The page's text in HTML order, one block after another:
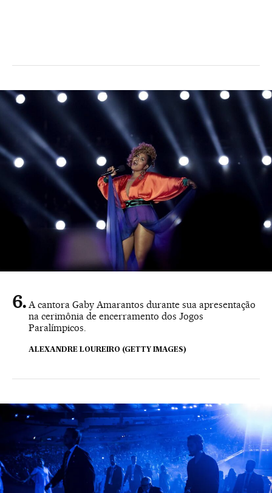
A cantora Gaby Amarantos durante sua apresentação
na cerimônia de encerramento dos Jogos
Paralímpicos.
ALEXANDRE LOUREIRO (GETTY IMAGES)